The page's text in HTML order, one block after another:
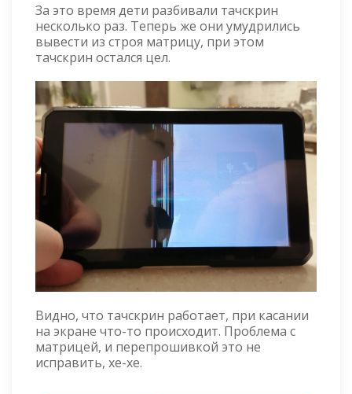
За это время дети разбивали тачскрин
несколько раз. Теперь же они умудрились
вывести из строя матрицу, при этом
тачскрин остался цел.
Видно, что тачскрин работает, при касании
на экране что-то происходит. Проблема с
матрицей, и перепрошивкой это не
исправить, хе-хе.